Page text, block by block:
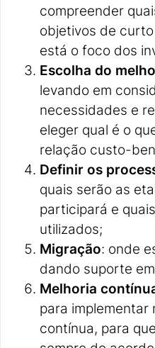
compreender
objetivos de
está o foco dos
Escolha do
levando em
necessidades e
eleger qual é o
relação custo-
Definir os
quais serão as
participará e
utilizados;
Migração: onde
dando suporte
Melhoria
para implementar
contínua, para